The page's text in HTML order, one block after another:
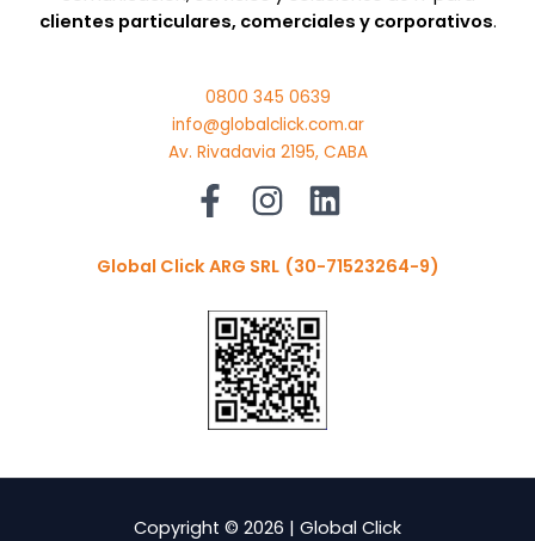
clientes particulares, comerciales y corporativos.
0800 345 0639
info@globalclick.com.ar
Av. Rivadavia 2195, CABA
Global Click ARG SRL (30-71523264-9)
Copyright © 2026 | Global Click